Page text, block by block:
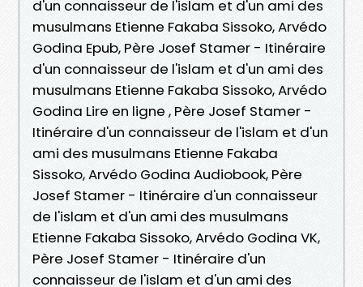
d'un connaisseur de l'islam et d'un ami des
musulmans Etienne Fakaba Sissoko, Arvédo
Godina Epub, Père Josef Stamer - Itinéraire
d'un connaisseur de l'islam et d'un ami des
musulmans Etienne Fakaba Sissoko, Arvédo
Godina Lire en ligne , Père Josef Stamer -
Itinéraire d'un connaisseur de l'islam et d'un
ami des musulmans Etienne Fakaba
Sissoko, Arvédo Godina Audiobook, Père
Josef Stamer - Itinéraire d'un connaisseur
de l'islam et d'un ami des musulmans
Etienne Fakaba Sissoko, Arvédo Godina VK,
Père Josef Stamer - Itinéraire d'un
connaisseur de l'islam et d'un ami des